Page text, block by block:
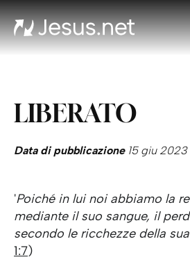
LIBERATO
Data di pubblicazione15 giu 2023
'Poiché in lui noi abbiamo la
mediante il suo sangue, il
secondo le ricchezze della
1:7)